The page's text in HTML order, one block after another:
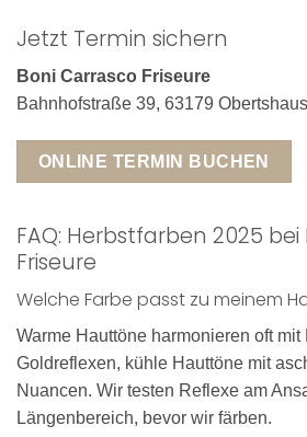
Jetzt Termin sichern
Boni Carrasco Friseure
Bahnhofstraße 39, 63179
ONLINE TERMIN BUCHEN
FAQ: Herbstfarben 2025
Friseure
Welche Farbe passt zu meinem
Warme Hauttöne harmonieren oft mit
Goldreflexen, kühle Hauttöne mit
Nuancen. Wir testen Reflexe am
Längenbereich, bevor wir färben.